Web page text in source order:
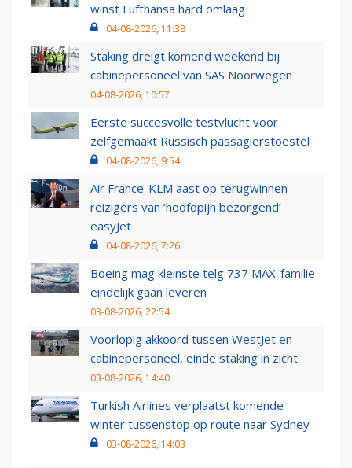
winst Lufthansa hard omlaag
04-08-2026, 11:38
Staking dreigt komend weekend bij
cabinepersoneel van SAS Noorwegen
04-08-2026, 10:57
Eerste succesvolle testvlucht voor
zelfgemaakt Russisch passagierstoestel
04-08-2026, 9:54
Air France-KLM aast op terugwinnen
reizigers van ‘hoofdpijn bezorgend’
easyJet
04-08-2026, 7:26
Boeing mag kleinste telg 737 MAX-familie
eindelijk gaan leveren
03-08-2026, 22:54
Voorlopig akkoord tussen WestJet en
cabinepersoneel, einde staking in zicht
03-08-2026, 14:40
Turkish Airlines verplaatst komende
winter tussenstop op route naar Sydney
03-08-2026, 14:03